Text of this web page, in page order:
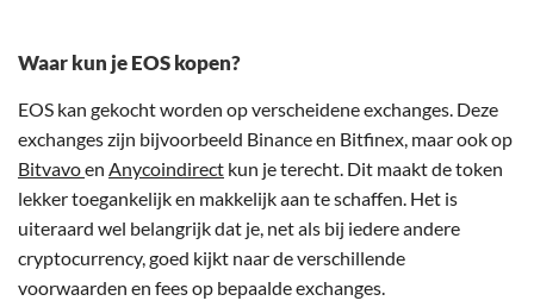
Waar kun je EOS kopen?
EOS kan gekocht worden op verscheidene exchanges. Deze
exchanges zijn bijvoorbeeld Binance en Bitfinex, maar ook op
Bitvavoen Anycoindirect kun je terecht. Dit maakt de token
lekker toegankelijk en makkelijk aan te schaffen. Het is
uiteraard wel belangrijk dat je, net als bij iedere andere
cryptocurrency, goed kijkt naar de verschillende
voorwaarden en fees op bepaalde exchanges.